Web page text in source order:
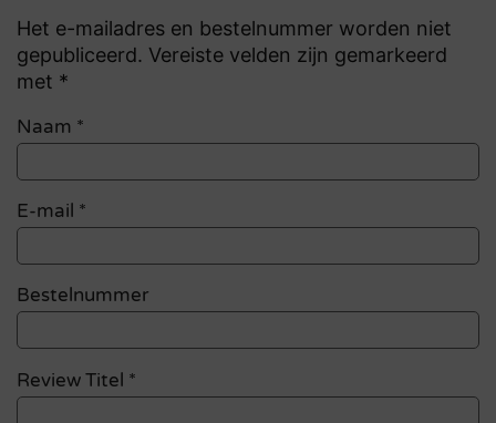
Het e-mailadres en bestelnummer worden niet
gepubliceerd. Vereiste velden zijn gemarkeerd
met *
Naam *
E-mail *
Bestelnummer
Review Titel *